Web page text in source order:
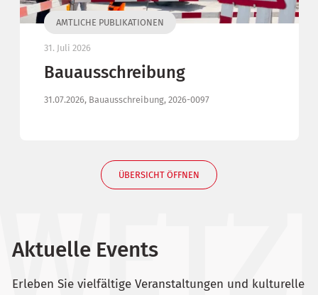
AMTLICHE PUBLIKATIONEN
31. Juli 2026
Bauausschreibung
31.07.2026, Bauausschreibung, 2026-0097
ÜBERSICHT ÖFFNEN
Aktuelle Events
Erleben Sie vielfältige Veranstaltungen und kulturelle